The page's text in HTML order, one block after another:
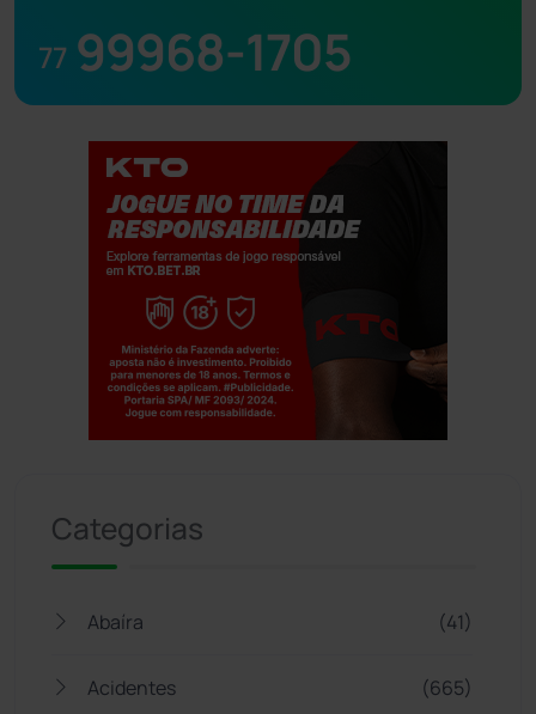
77 99968-1705
Categorias
Abaíra (41)
Acidentes (665)